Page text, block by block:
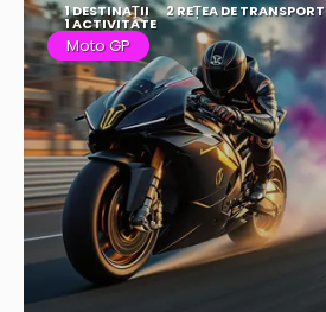
1 DESTINAŢII 2 REȚEA DE TRANSPORT
1 ACTIVITATE
Moto GP